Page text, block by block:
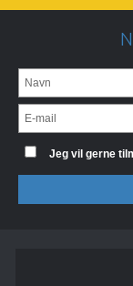
Jeg vil gerne